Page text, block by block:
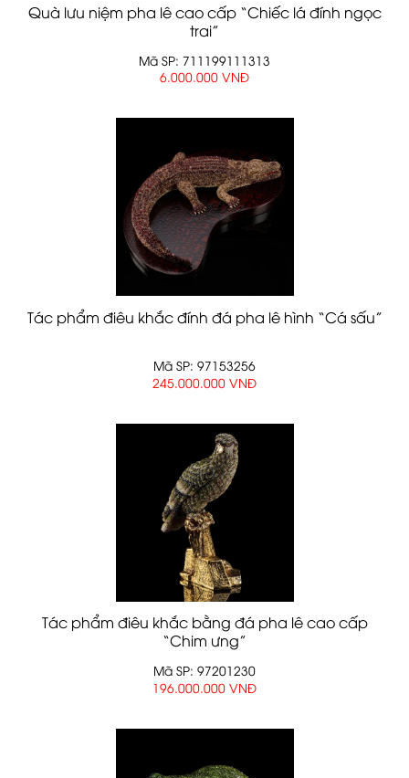
Quà lưu niệm pha lê cao cấp “Chiếc lá đính ngọc
trai”
Mã SP: 711199111313
6.000.000 VNĐ
Tác phẩm điêu khắc đính đá pha lê hình “Cá sấu”
Mã SP: 97153256
245.000.000 VNĐ
Tác phẩm điêu khắc bằng đá pha lê cao cấp
“Chim ưng”
Mã SP: 97201230
196.000.000 VNĐ